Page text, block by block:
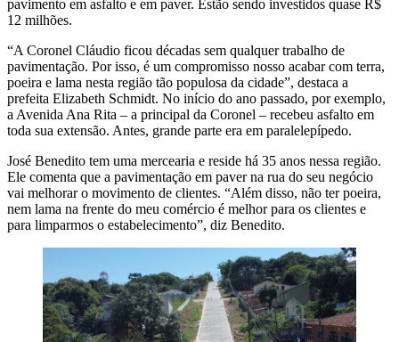
pavimento em asfalto e em paver. Estão sendo investidos quase R$
12 milhões.
“A Coronel Cláudio ficou décadas sem qualquer trabalho de
pavimentação. Por isso, é um compromisso nosso acabar com terra,
poeira e lama nesta região tão populosa da cidade”, destaca a
prefeita Elizabeth Schmidt. No início do ano passado, por exemplo,
a Avenida Ana Rita – a principal da Coronel – recebeu asfalto em
toda sua extensão. Antes, grande parte era em paralelepípedo.
José Benedito tem uma mercearia e reside há 35 anos nessa região.
Ele comenta que a pavimentação em paver na rua do seu negócio
vai melhorar o movimento de clientes. “Além disso, não ter poeira,
nem lama na frente do meu comércio é melhor para os clientes e
para limparmos o estabelecimento”, diz Benedito.